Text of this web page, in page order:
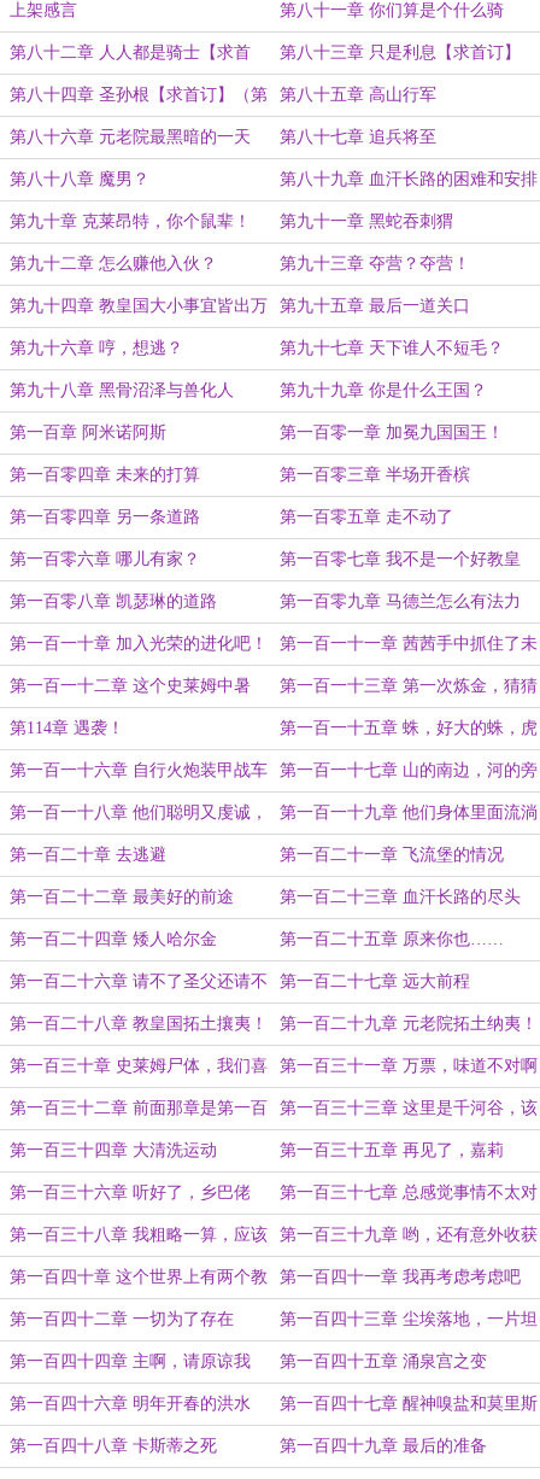
上架感言 第八十一章 你们算是个什么骑
士？！【求首订】（一更）
第八十二章 人人都是骑士【求首
领】（二更）
第八十三章 只是利息【求首订】
（三更）
第八十四章 圣孙根【求首订】（第
四更）
第八十五章 高山行军
第八十六章 元老院最黑暗的一天 第八十七章 追兵将至
第八十八章 魔男？ 第八十九章 血汗长路的困难和安排
第九十章 克莱昂特，你个鼠辈！ 第九十一章 黑蛇吞刺猬
第九十二章 怎么赚他入伙？ 第九十三章 夺营？夺营！
第九十四章 教皇国大小事宜皆出万
票之手
第九十五章 最后一道关口
第九十六章 哼，想逃？ 第九十七章 天下谁人不短毛？
第九十八章 黑骨沼泽与兽化人 第九十九章 你是什么王国？
第一百章 阿米诺阿斯 第一百零一章 加冕九国国王！
第一百零四章 未来的打算 第一百零三章 半场开香槟
第一百零四章 另一条道路 第一百零五章 走不动了
第一百零六章 哪儿有家？ 第一百零七章 我不是一个好教皇
第一百零八章 凯瑟琳的道路 第一百零九章 马德兰怎么有法力
了？
第一百一十章 加入光荣的进化吧！ 第一百一十一章 茜茜手中抓住了未
来
第一百一十二章 这个史莱姆中暑
了，我们带它去火边
第一百一十三章 第一次炼金，猜猜
谁没收到邀请？
第114章 遇袭！ 第一百一十五章 蛛，好大的蛛，虎
纹蜘蛛
第一百一十六章 自行火炮装甲战车 第一百一十七章 山的南边，河的旁
边，有一座孤儿院
第一百一十八章 他们聪明又虔诚，
他们虔诚又聪明
第一百一十九章 他们身体里面流淌
着小精灵
第一百二十章 去逃避 第一百二十一章 飞流堡的情况
第一百二十二章 最美好的前途 第一百二十三章 血汗长路的尽头
第一百二十四章 矮人哈尔金 第一百二十五章 原来你也……
第一百二十六章 请不了圣父还请不
了你？
第一百二十七章 远大前程
第一百二十八章 教皇国拓土攘夷！ 第一百二十九章 元老院拓土纳夷！
第一百三十章 史莱姆尸体，我们喜
欢你
第一百三十一章 万票，味道不对啊
第一百三十二章 前面那章是第一百
三十一章！
第一百三十三章 这里是千河谷，该
滚的是你们吧！
第一百三十四章 大清洗运动 第一百三十五章 再见了，嘉莉
第一百三十六章 听好了，乡巴佬 第一百三十七章 总感觉事情不太对
第一百三十八章 我粗略一算，应该
是400金镑
第一百三十九章 哟，还有意外收获
第一百四十章 这个世界上有两个教
会，一个在圣座城，一个在人心里
第一百四十一章 我再考虑考虑吧
第一百四十二章 一切为了存在 第一百四十三章 尘埃落地，一片坦
途
第一百四十四章 主啊，请原谅我 第一百四十五章 涌泉宫之变
第一百四十六章 明年开春的洪水 第一百四十七章 醒神嗅盐和莫里斯
方阵
第一百四十八章 卡斯蒂之死 第一百四十九章 最后的准备